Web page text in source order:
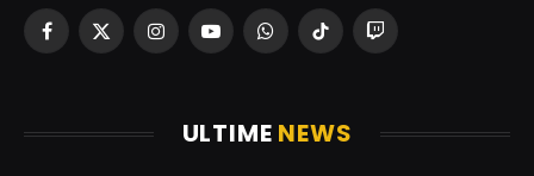
Facebook
X
InstagramYouTubeWhatsAppTikTokTwitch
ULTIME NEWS